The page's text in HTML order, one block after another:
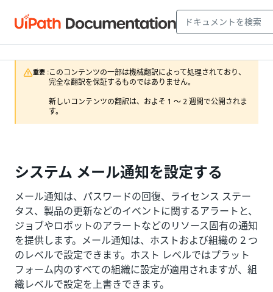
重要 :このコンテンツの一部は機械翻訳によって処理されており、
完全な翻訳を保証するものではありません。
新しいコンテンツの翻訳は、およそ 1 ～ 2 週間で公開されま
す。
システム メール通知を設定する
メール通知は、パスワードの回復、ライセンス ステー
タス、製品の更新などのイベントに関するアラートと、
ジョブやロボットのアラートなどのリソース固有の通知
を提供します。メール通知は、ホストおよび組織の 2 つ
のレベルで設定できます。ホスト レベルではプラット
フォーム内のすべての組織に設定が適用されますが、組
織レベルで設定を上書きできます。